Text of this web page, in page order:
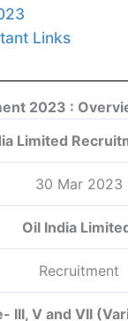
Links
2023 :
Limited
30 Mar 2023
Oil India
Recruitment
III, V and VII